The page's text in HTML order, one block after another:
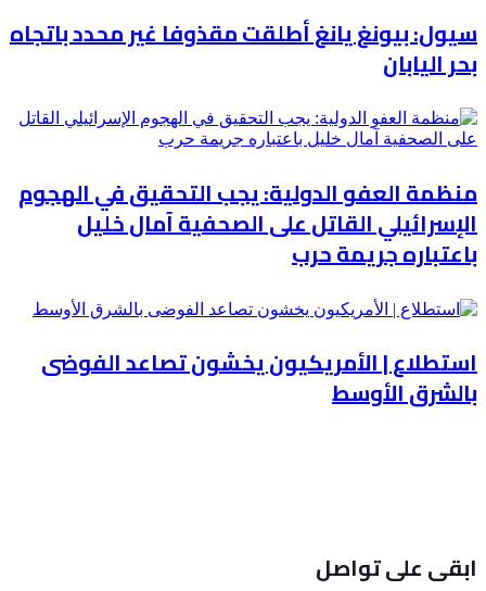
سيول: بيونغ يانغ أطلقت مقذوفا غير محدد باتجاه
بحر اليابان
منظمة العفو الدولية: يجب التحقيق في الهجوم
الإسرائيلي القاتل على الصحفية آمال خليل
باعتباره جريمة حرب
استطلاع | الأمريكيون يخشون تصاعد الفوضى
بالشرق الأوسط
ابقى على تواصل